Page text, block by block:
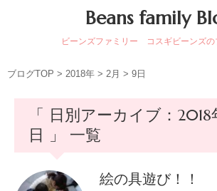
Beans family
ビーンズファミリー コスギビーンズの
ブログTOP > 2018年 > 2月 > 9日
「 日別アーカイブ：
日 」 一覧
絵の具遊び！！